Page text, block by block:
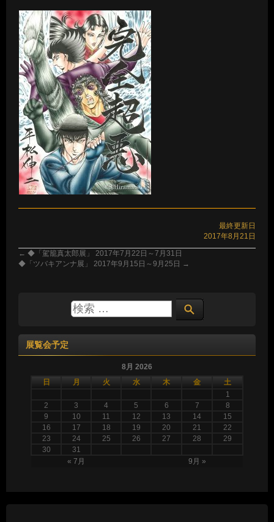
最終更新日
2017年8月21日
← ◆「駕籠真太郎展」 2017年7月22日～7月31日
◆「ツバキアンナ展」 2017年9月15日～9月25日 →
展覧会予定
8月 2026
日
月 火 水 木 金
土
1
2
3 4 5 6 7
8
9
10 11 12 13 14
15
16
17 18 19 20 21
22
23
24 25 26 27 28
29
30
31
« 7月
9月 »